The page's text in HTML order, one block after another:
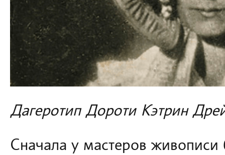
Дагеротип Дороти Кэтрин
Сначала у мастеров живописи